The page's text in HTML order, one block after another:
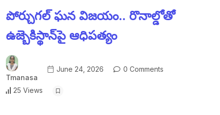
పోర్చుగల్ ఘన విజయం.. రొనాల్డోతో
ఉజ్బెకిస్థాన్‌పై ఆధిపత్యం
Tmanasa
June 24, 2026 0 Comments
25 Views